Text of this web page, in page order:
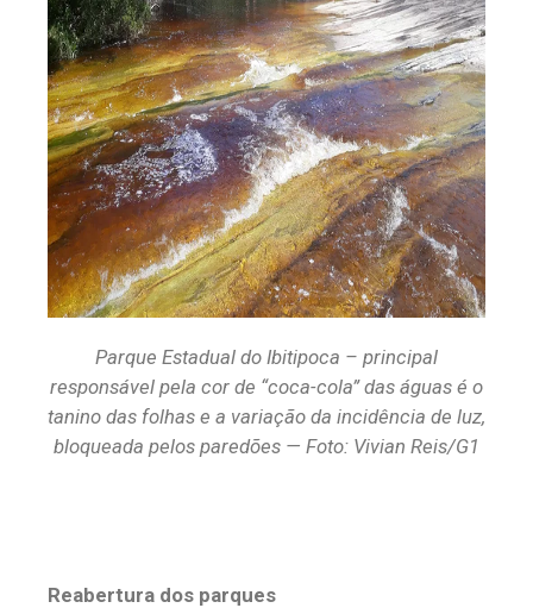
Parque Estadual do Ibitipoca – principal
responsável pela cor de “coca-cola” das águas é o
tanino das folhas e a variação da incidência de luz,
bloqueada pelos paredões — Foto: Vivian Reis/G1
Reabertura dos parques